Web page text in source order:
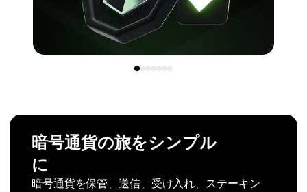
暗号通貨の旅をシンプル
に
暗号通貨を保管、送信、受け入れ、ステーキン